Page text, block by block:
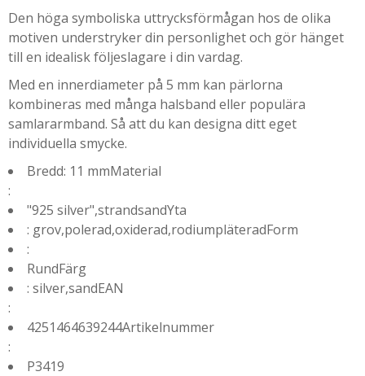
Den höga symboliska uttrycksförmågan hos de olika
motiven understryker din personlighet och gör hänget
till en idealisk följeslagare i din vardag.
Med en innerdiameter på 5 mm kan pärlorna
kombineras med många halsband eller populära
samlararmband. Så att du kan designa ditt eget
individuella smycke.
Bredd: 11 mmMaterial
:
"925 silver",strandsandYta
: grov,polerad,oxiderad,rodiumpläteradForm
:
RundFärg
: silver,sandEAN
:
4251464639244Artikelnummer
:
P3419